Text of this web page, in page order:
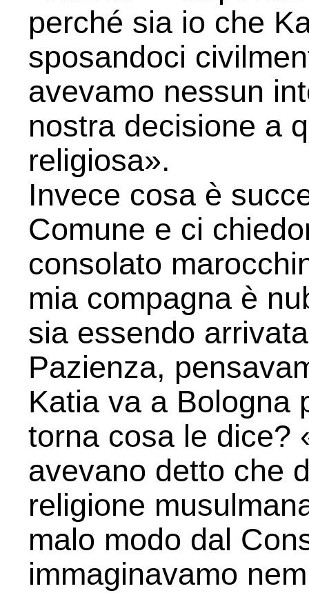
perché sia io che
sposandoci
avevamo nessun
nostra decisione a
religiosa».
Invece cosa è
Comune e ci
consolato
mia compagna è
sia essendo
Pazienza,
Katia va a Bologna
torna cosa le dice?
avevano detto che
religione
malo modo dal
immaginavamo